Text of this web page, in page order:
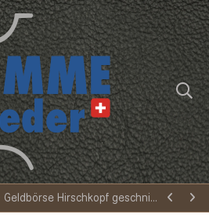
Geldbörse Hirschkopf geschnitzt